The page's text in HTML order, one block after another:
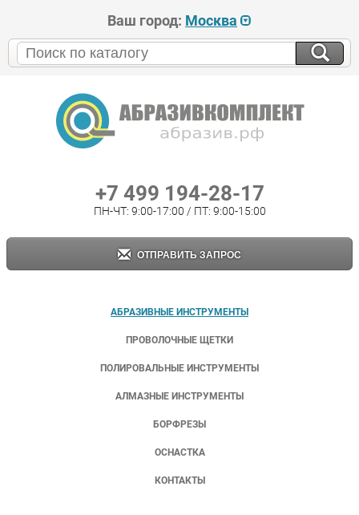
Ваш город: Москва
+7 499 194-28-17
ПН-ЧТ: 9:00-17:00 / ПТ: 9:00-15:00
ОТПРАВИТЬ ЗАПРОС
АБРАЗИВНЫЕ ИНСТРУМЕНТЫ
ПРОВОЛОЧНЫЕ ЩЕТКИ
ПОЛИРОВАЛЬНЫЕ ИНСТРУМЕНТЫ
АЛМАЗНЫЕ ИНСТРУМЕНТЫ
БОРФРЕЗЫ
ОСНАСТКА
КОНТАКТЫ